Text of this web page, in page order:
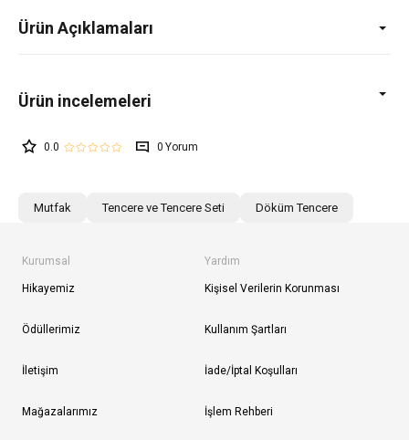
Ürün Açıklamaları
0.0 0
Mutfak Tencere ve Tencere Seti Döküm Tencere
Kurumsal
Hikayemiz
Ödüllerimiz
İletişim
Mağazalarımız
Yardım
Kişisel Verilerin Korunması
Kullanım Şartları
İade/İptal Koşulları
İşlem Rehberi